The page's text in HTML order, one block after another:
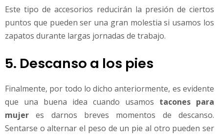
Este tipo de accesorios reducirán la presión de ciertos
puntos que pueden ser una gran molestia si usamos los
zapatos durante largas jornadas de trabajo.
5. Descanso a los pies
Finalmente, por todo lo dicho anteriormente, es evidente
que una buena idea cuando usamos tacones para
mujer es darnos breves momentos de descanso.
Sentarse o alternar el peso de un pie al otro pueden ser